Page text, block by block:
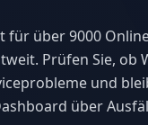
für über 9000
Prüfen Sie, ob
und
über